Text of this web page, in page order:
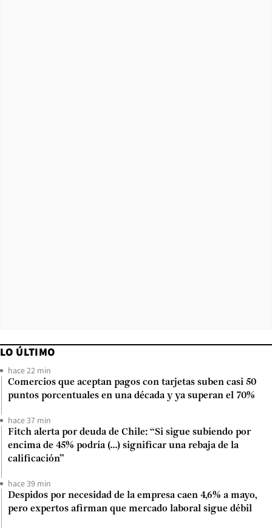
LO ÚLTIMO
hace 22 min
Comercios que aceptan pagos con tarjetas suben casi 50
puntos porcentuales en una década y ya superan el 70%
hace 37 min
Fitch alerta por deuda de Chile: “Si sigue subiendo por
encima de 45% podría (...) significar una rebaja de la
calificación”
hace 39 min
Despidos por necesidad de la empresa caen 4,6% a mayo,
pero expertos afirman que mercado laboral sigue débil